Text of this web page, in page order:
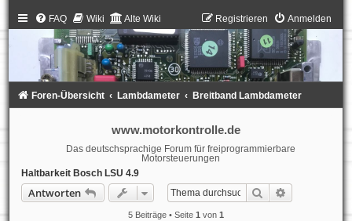
FAQ Wiki Alte Wiki Anmelden
Registrieren
Foren-Übersicht Lambdameter Breitband Lambdameter
www.motorkontrolle.de
Das deutschsprachige Forum für freiprogrammierbare
Motorsteuerungen
Haltbarkeit Bosch LSU 4.9
Antworten Suche
5 Beiträge • Seite 1 von 1